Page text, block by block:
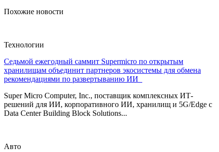
Похожие новости
Технологии
Седьмой ежегодный саммит Supermicro по открытым
хранилищам объединит партнеров экосистемы для обмена
рекомендациями по развертыванию ИИ
Super Micro Computer, Inc., поставщик комплексных ИТ-
решений для ИИ, корпоративного ИИ, хранилищ и 5G/Edge с
Data Center Building Block Solutions...
Авто